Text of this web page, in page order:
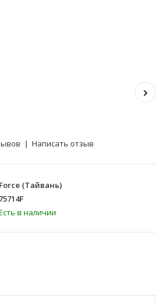
| Написать отзыв
Force (Тайвань)
75714F
в наличии